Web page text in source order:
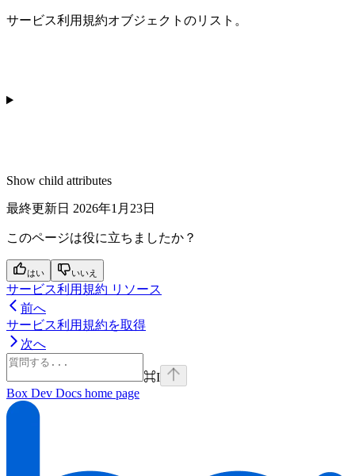
サービス利用規約オブジェクトのリスト。
Show child attributes
最終更新日 2026年1月23日
このページは役に立ちましたか？
はい いいえ
サービス利用規約 リソース
前へ
サービス利用規約を取得
次へ
⌘I
Box Dev Docs home page